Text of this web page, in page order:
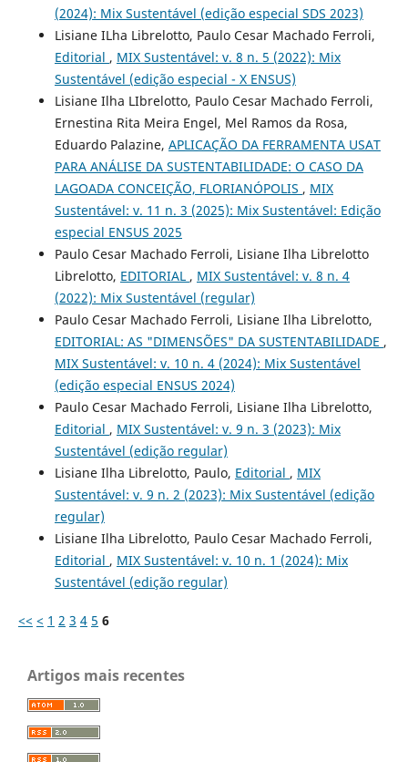
(2024): Mix Sustentável (edição especial SDS 2023)
Lisiane ILha Librelotto, Paulo Cesar Machado Ferroli,
Editorial , MIX Sustentável: v. 8 n. 5 (2022): Mix
Sustentável (edição especial - X ENSUS)
Lisiane Ilha LIbrelotto, Paulo Cesar Machado Ferroli,
Ernestina Rita Meira Engel, Mel Ramos da Rosa,
Eduardo Palazine, APLICAÇÃO DA FERRAMENTA USAT
PARA ANÁLISE DA SUSTENTABILIDADE: O CASO DA
LAGOADA CONCEIÇÃO, FLORIANÓPOLIS , MIX
Sustentável: v. 11 n. 3 (2025): Mix Sustentável: Edição
especial ENSUS 2025
Paulo Cesar Machado Ferroli, Lisiane Ilha Librelotto
Librelotto, EDITORIAL , MIX Sustentável: v. 8 n. 4
(2022): Mix Sustentável (regular)
Paulo Cesar Machado Ferroli, Lisiane Ilha Librelotto,
EDITORIAL: AS "DIMENSÕES" DA SUSTENTABILIDADE ,
MIX Sustentável: v. 10 n. 4 (2024): Mix Sustentável
(edição especial ENSUS 2024)
Paulo Cesar Machado Ferroli, Lisiane Ilha Librelotto,
Editorial , MIX Sustentável: v. 9 n. 3 (2023): Mix
Sustentável (edição regular)
Lisiane Ilha Librelotto, Paulo, Editorial , MIX
Sustentável: v. 9 n. 2 (2023): Mix Sustentável (edição
regular)
Lisiane Ilha Librelotto, Paulo Cesar Machado Ferroli,
Editorial , MIX Sustentável: v. 10 n. 1 (2024): Mix
Sustentável (edição regular)
<< < 1 2 3 4 5 6
Artigos mais recentes